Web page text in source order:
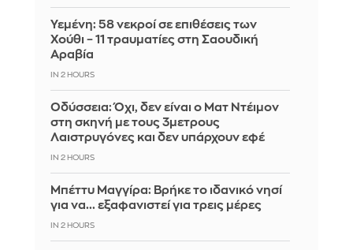
Υεμένη: 58 νεκροί σε επιθέσεις των
Χούθι – 11 τραυματίες στη Σαουδική
Αραβία
IN 2 HOURS
Οδύσσεια: Όχι, δεν είναι ο Ματ Ντέιμον
στη σκηνή με τους 3μετρους
Λαιστρυγόνες και δεν υπάρχουν εφέ
IN 2 HOURS
Μπέττυ Μαγγίρα: Βρήκε το ιδανικό νησί
για να... εξαφανιστεί για τρεις μέρες
IN 2 HOURS